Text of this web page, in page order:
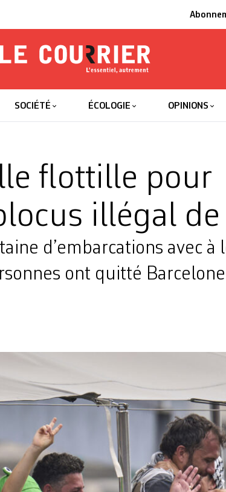
Courrier
SOCIÉTÉ ÉCOLOGIE OPINIONS
flottille pour
illégal de
d’embarcations avec à
ont quitté